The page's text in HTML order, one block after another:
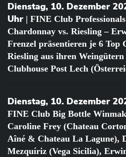
Dienstag, 10. Dezember
Uhr | FINE Club
Chardonnay vs. Riesling –
Frenzel präsentieren je 6 Top
Riesling aus ihren
Clubhouse Post Lech
Dienstag, 10. Dezember
FINE Club Big Bottle
Caroline Frey (Chateau
Aîné & Chateau La Lagune),
Mezquíriz (Vega Sicilia),